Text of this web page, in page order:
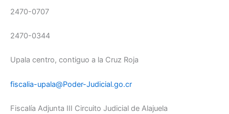
2470-0707
2470-0344
Upala centro, contiguo a la Cruz Roja
fiscalia-upala@Poder-Judicial.go.cr
Fiscalía Adjunta III Circuito Judicial de Alajuela